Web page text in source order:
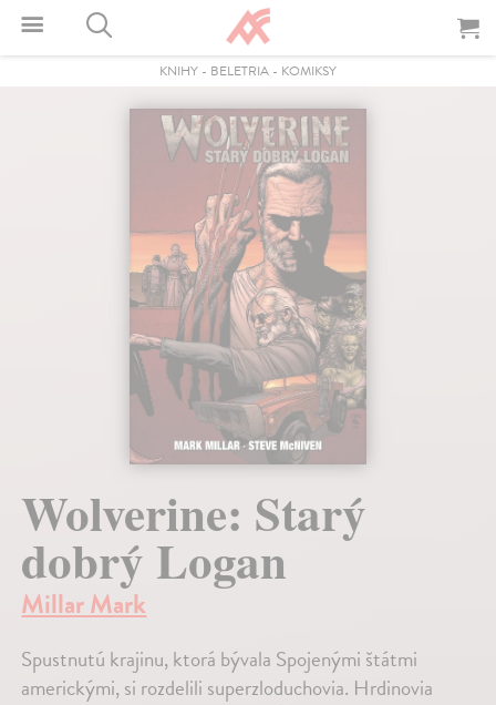
KNIHY - BELETRIA - KOMIKSY
Wolverine: Starý
dobrý Logan
Millar Mark
Spustnutú krajinu, ktorá bývala Spojenými štátmi
americkými, si rozdelili superzloduchovia. Hrdinovia